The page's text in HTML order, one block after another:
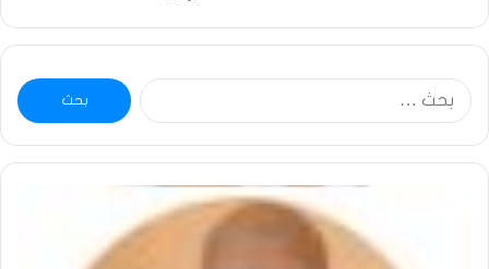
البحث
عن: